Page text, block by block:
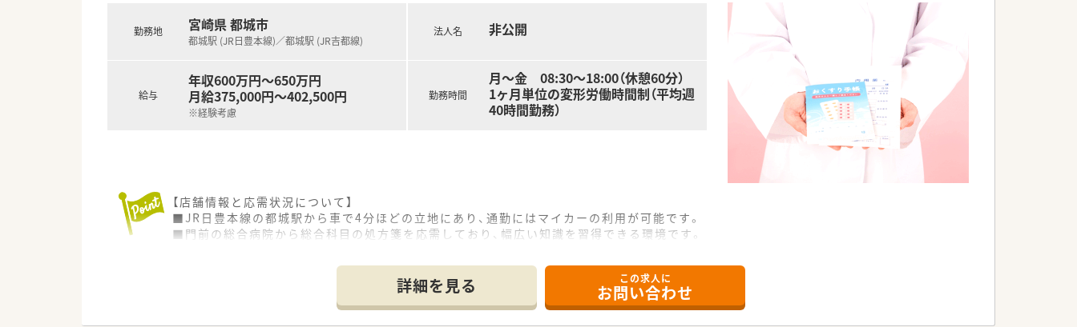
ご希望条件に合わせて求人をお探しします！
勤務地 宮崎県 都城市
都城駅 (JR日豊本線)／都城駅 (JR吉都線)
給与
年収600万円～650万円
月給375,000円～402,500円
※経験考慮
法人名 非公開
勤務時間
月～金 08:30～18:00（休憩60分）
1ヶ月単位の変形労働時間制（平均週
40時間勤務）
【店舗情報と応需状況について】
■JR日豊本線の都城駅から車で4分ほどの立地にあり、通勤にはマイカーの利用が可能です。
■門前の総合病院から総合科目の処方箋を応需しており、幅広い知識を習得できる環境です。
■将来的に管理薬剤師として活躍していただける方を、年齢や経験を問わず急募しています。
■現場の体制強化を目指した欠員補充の募集であり、意欲のある方であれば歓迎いたします。
詳細を見る この求人に
お問い合わせ